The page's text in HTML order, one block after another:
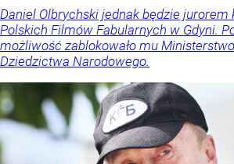
Daniel Olbrychski jednak będzie jurorem
Polskich Filmów Fabularnych w Gdyni.
możliwość zablokowało mu
Dziedzictwa Narodowego.